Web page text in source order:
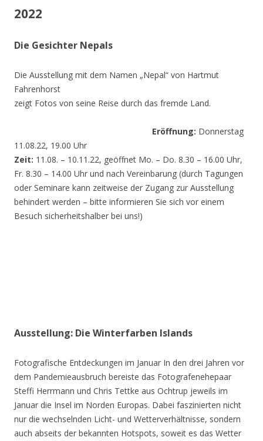
2022
Die Gesichter Nepals
Die Ausstellung mit dem Namen „Nepal“ von Hartmut
Fahrenhorst
zeigt Fotos von seine Reise durch das fremde Land.
Eröffnung: Donnerstag
11.08.22, 19.00 Uhr
Zeit: 11.08. – 10.11.22, geöffnet Mo. – Do. 8.30 – 16.00 Uhr,
Fr. 8.30 – 14.00 Uhr und nach Vereinbarung (durch Tagungen
oder Seminare kann zeitweise der Zugang zur Ausstellung
behindert werden – bitte informieren Sie sich vor einem
Besuch sicherheitshalber bei uns!)
Ausstellung: Die Winterfarben Islands
Fotografische Entdeckungen im Januar In den drei Jahren vor
dem Pandemieausbruch bereiste das Fotografenehepaar
Steffi Herrmann und Chris Tettke aus Ochtrup jeweils im
Januar die Insel im Norden Europas. Dabei faszinierten nicht
nur die wechselnden Licht- und Wetterverhältnisse, sondern
auch abseits der bekannten Hotspots, soweit es das Wetter